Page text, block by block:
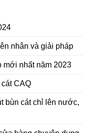
nhân và giải pháp
mới nhất năm 2023
CAQ
bùn cát chỉ lên nước,